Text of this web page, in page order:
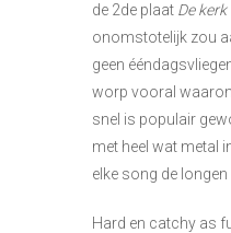
de 2de plaat De
onomstotelijk zou
geen
worp vooral
snel is populair
met heel wat metal
elke song de
Hard en catchy as